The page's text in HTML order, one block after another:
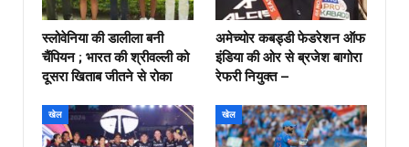
स्लोवेनिया की डालीला बनी
चैंपियन ; भारत की श्रीवल्ली को
दूसरा खिताब जीतने से रोका
अमेच्योर कबड्डी फेडरेशन ऑफ
इंडिया की ओर से ब्रजेश बागोरा
रेफरी नियुक्त –
खेल खेल